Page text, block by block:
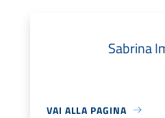
Sabrina
VAI ALLA PAGINA